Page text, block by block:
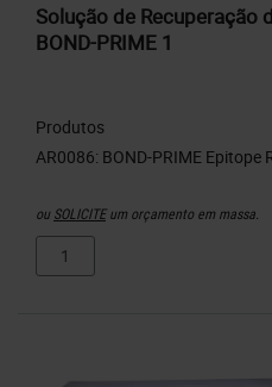
Solução de Recuperação
BOND-PRIME 1
Produtos
ou SOLICITEum orçamento em massa.